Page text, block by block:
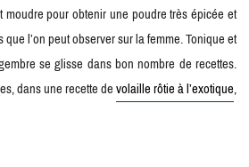
pour obtenir une poudre très épicée et
l’on peut observer sur la femme. Tonique et
se glisse dans bon nombre de recettes.
dans une recette devolaille rôtie à l’exotique,